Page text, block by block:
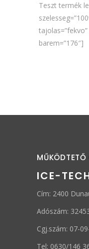
Teszt termék
barem=”176″]
MŰKÖDTETŐ
ICE-
Cím: 2400
Adószám:
Cgj.szám: 07-
Tel: 0630/146